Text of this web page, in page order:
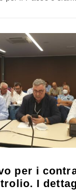
per i
I